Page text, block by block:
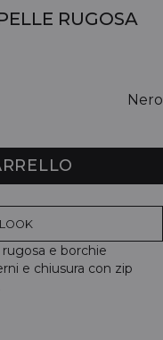
RUGOSA
Nero
e borchie
e chiusura con zip